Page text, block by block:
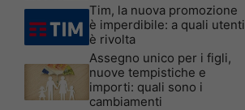
Tim, la nuova promozione
è imperdibile: a quali utenti
è rivolta
Assegno unico per i figli,
nuove tempistiche e
importi: quali sono i
cambiamenti